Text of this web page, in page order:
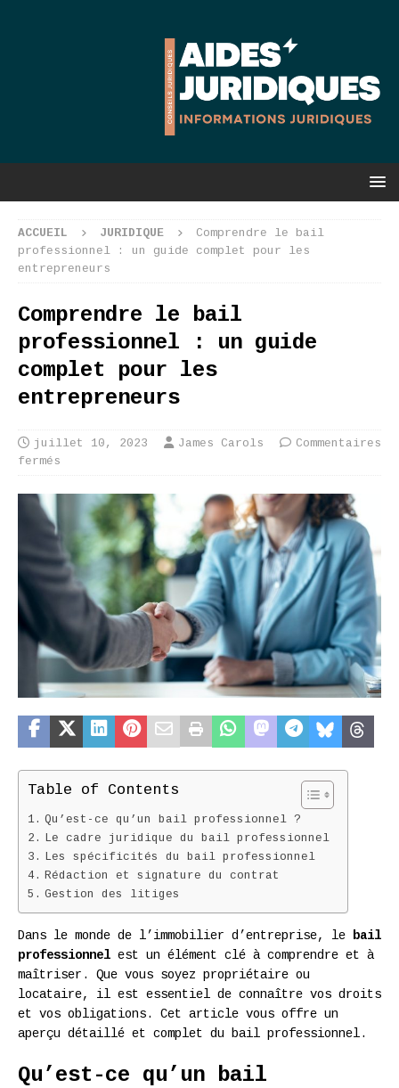
ACCUEIL JURIDIQUE
Comprendre le bail
professionnel : un guide complet pour les
entrepreneurs
Comprendre le bail
professionnel : un guide
complet pour les
entrepreneurs
juillet 10, 2023 James Carols
Commentaires
fermés
Table of Contents
Qu’est-ce qu’un bail professionnel ?
Le cadre juridique du bail professionnel
Les spécificités du bail professionnel
Rédaction et signature du contrat
Gestion des litiges
Dans le monde de l’immobilier d’entreprise, le
bail
professionnel est un élément clé à comprendre et à
maîtriser. Que vous soyez propriétaire ou
locataire, il est essentiel de connaître vos droits
et vos obligations. Cet article vous offre un
aperçu détaillé et complet du bail professionnel.
Qu’est-ce qu’un bail